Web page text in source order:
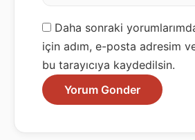
Daha sonraki
için adım, e-posta adresim
bu tarayıcıya kaydedilsin.